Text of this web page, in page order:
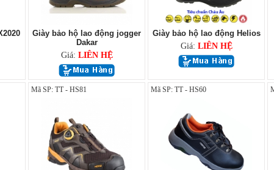
Giày bảo hộ lao động jogger
Dakar
Giá: LIÊN HỆ
Giày bảo hộ lao động Helios
Giá: LIÊN HỆ
Mã SP: TT - HS81 Mã SP: TT - HS60